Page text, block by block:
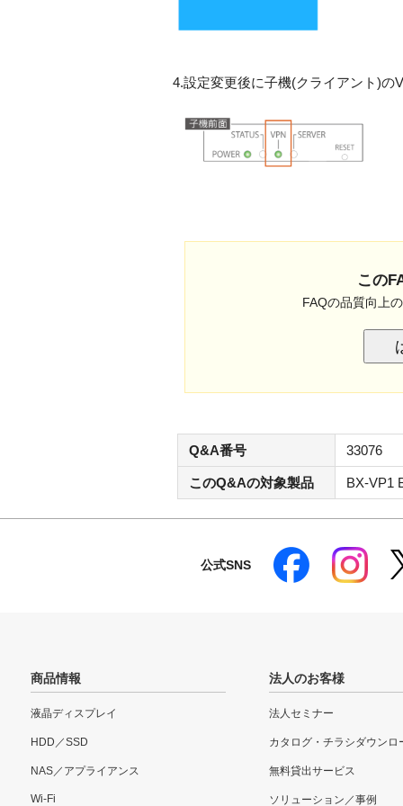
4.設定変更後に子機(クライアント)
この
FAQの品質向上
Q&A番号 33076
このQ&Aの対象製品 BX-VP1
公式SNS
商品情報
液晶ディスプレイ
HDD／SSD
NAS／アプライアンス
Wi-Fi
法人のお客様
法人セミナー
カタログ・チラシダウンロ
無料貸出サービス
ソリューション／事例